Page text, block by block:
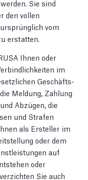
Sie sind
den vollen
vom
erstatten.
Ihnen oder
im
Geschäfts-
Meldung, Zahlung
Abzügen, die
und Strafen
als Ersteller im
oder dem
auf
oder
Sie auch